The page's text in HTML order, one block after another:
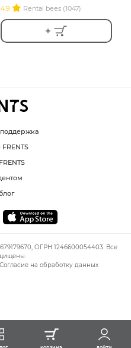
4.9
Rental bees (1047)
FRENTS
ОГРН 1246600054403. Все
Согласие на обработку данных